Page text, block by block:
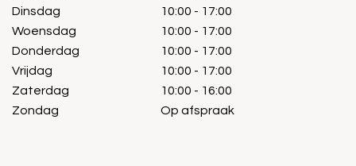
Dinsdag
Woensdag
Donderdag
Vrijdag
Zaterdag
Zondag
10:00 - 17:00
10:00 - 17:00
10:00 - 17:00
10:00 - 17:00
10:00 - 16:00
Op afspraak